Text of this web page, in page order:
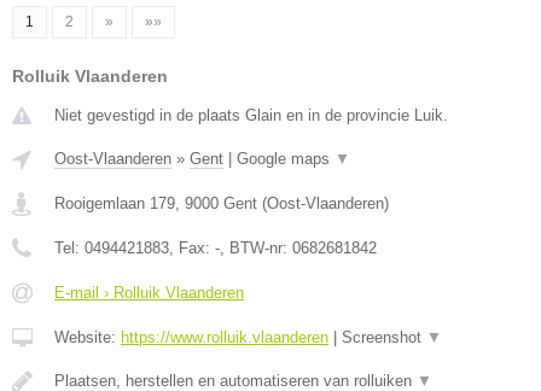
1 2 » »»
Rolluik Vlaanderen
Niet gevestigd in de plaats Glain en in de provincie Luik.
Oost-Vlaanderen » Gent Google maps ▼
Rooigemlaan 179, 9000 Gent (Oost-Vlaanderen)
Tel: 0494421883, Fax: -, BTW-nr: 0682681842
E-mail › Rolluik Vlaanderen
Website: https://www.rolluik.vlaanderen Screenshot ▼
Plaatsen, herstellen en automatiseren van rolluiken ▼